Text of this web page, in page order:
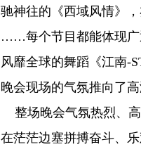
驰神往的《西域风情》
……每个节目都能体现广
风靡全球的舞蹈《江南-
晚会现场的气氛推向了
整场晚会气氛热烈、高
在茫茫边塞拼搏奋斗、